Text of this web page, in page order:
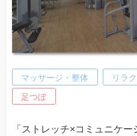
マッサージ・整体 リラ
足つぼ
「ストレッチ×コミュニケ